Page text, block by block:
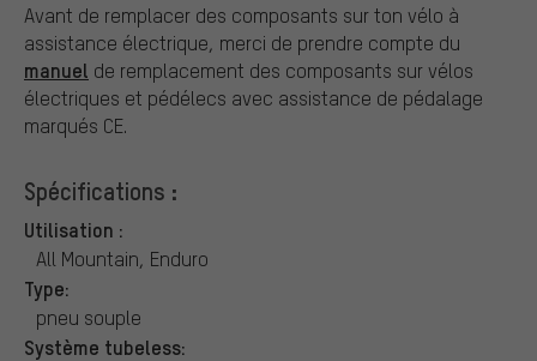
Avant de remplacer des composants sur ton vélo à
assistance électrique, merci de prendre compte du
manuel de remplacement des composants sur vélos
électriques et pédélecs avec assistance de pédalage
marqués CE.
Spécifications :
Utilisation :
All Mountain, Enduro
Type:
pneu souple
Système tubeless: